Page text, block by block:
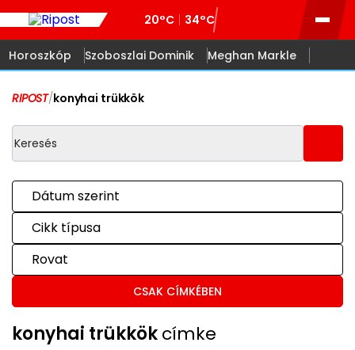
20°C 34°C
Horoszkóp Szoboszlai Dominik Meghan Markle
RIPOST/konyhai trükkök
Dátum szerint
Cikk típusa
Rovat
CSAK CÍMKÉBEN
konyhai trükkökcímke